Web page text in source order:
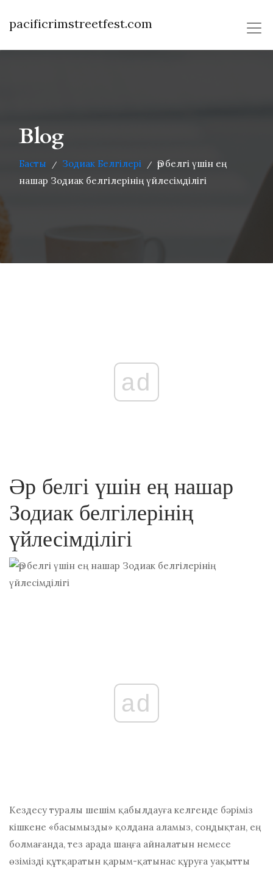
pacificrimstreetfest.com
Blog
Басты / Зодиак Белгілері / Әр белгі үшін ең
нашар Зодиак белгілерінің үйлесімділігі
ad
Әр белгі үшін ең нашар
Зодиак белгілерінің
үйлесімділігі
ad
Кездесу туралы шешім қабылдауға келгенде бәріміз
кішкене «басымызды» қолдана аламыз, сондықтан, ең
болмағанда, тез арада шаңға айналатын немесе
өзімізді құтқаратын қарым-қатынас құруға уақытты